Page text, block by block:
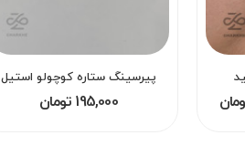
پیرسینگ ستاره کوچولو استیل
195,000 تومان